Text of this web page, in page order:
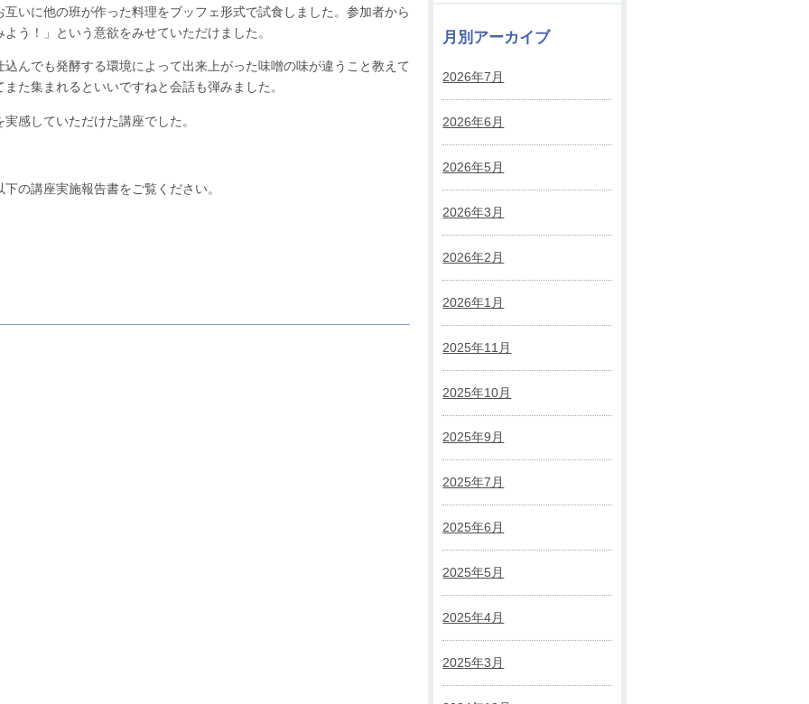
いに他の班が作った料理をブッフェ形式で試食しました。参加者から
う！」という意欲をみせていただけました。
んでも発酵する環境によって出来上がった味噌の味が違うこと教えて
た集まれるといいですねと会話も弾みました。
感していただけた講座でした。
の講座実施報告書をご覧ください。
月別アーカイブ
2026年7月
2026年6月
2026年5月
2026年3月
2026年2月
2026年1月
2025年11月
2025年10月
2025年9月
2025年7月
2025年6月
2025年5月
2025年4月
2025年3月